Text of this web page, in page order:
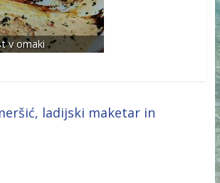
v omaki
ladijski maketar in